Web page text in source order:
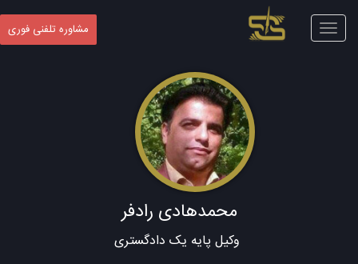
Toggle
navigation
مشاوره تلفنی فوری
محمدهادی رادفر
وکیل پایه یک دادگستری